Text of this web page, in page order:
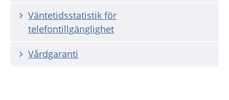
Väntetidsstatistik för
telefontillgänglighet
Vårdgaranti